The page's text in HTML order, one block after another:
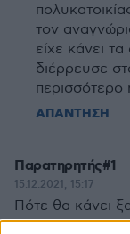
τον
είχε κάνει
διέρρευσε
ΑΠΑΝΤΗΣΗ
Παρατηρητής#1
15.12.2021, 15:17
Πότε θα κάνει